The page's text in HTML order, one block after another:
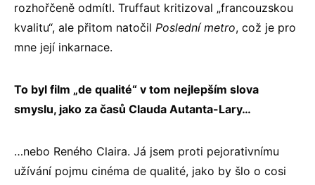
rozhořčeně odmítl. Truffaut kritizoval „francouzskou
kvalitu“, ale přitom natočil Poslední metro, což je pro
mne její inkarnace.
To byl film „de qualité“ v tom nejlepším slova
smyslu, jako za časů Clauda Autanta-Lary…
…nebo Reného Claira. Já jsem proti pejorativnímu
užívání pojmu cinéma de qualité, jako by šlo o cosi